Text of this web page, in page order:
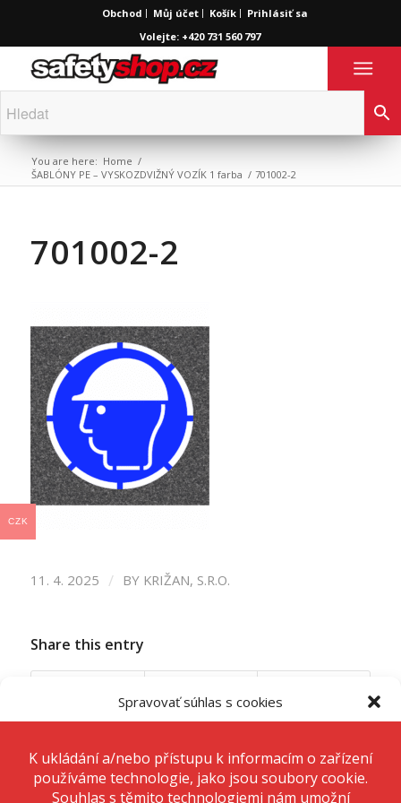
Spravovať súhlas s cookies
prístup k informáciám o zariadení, technológie ako sú súbory cookies.
Súhlas s týmito technológiami nám umožní spracovávať údaje, ako je
správanie pri prehliadaní alebo jedinečné ID na tomto webe. Nesúhlas
Obchod Můj účet Košík
Prihlásiť sa
Volejte: +420 731 560 797
You are here: Home /
ŠABLÓNY PE – VYSKOZDVIŽNÝ VOZÍK 1 farba / 701002-2
701002-2
11. 4. 2025 / BY KRIŽAN, S.R.O.
Share this entry
CZK